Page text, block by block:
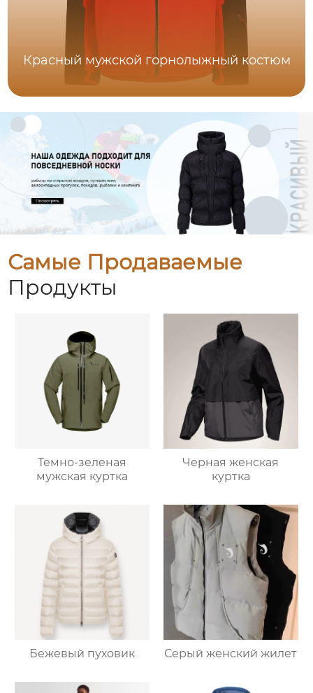
Красный мужской горнолыжный костюм
Самые Продаваемые
Продукты
Темно-зеленая
мужская куртка
Черная женская
куртка
Бежевый пуховик Серый женский жилет